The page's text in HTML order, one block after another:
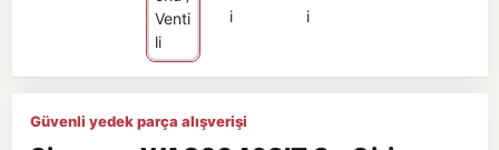
Güvenli yedek parça alışverişi